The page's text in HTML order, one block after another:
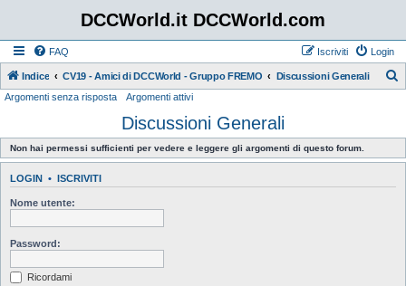
DCCWorld.it DCCWorld.com
FAQ Login
Iscriviti
Indice CV19 - Amici di DCCWorld - Gruppo FREMO Discussioni Generali
c
a
Argomenti senza risposta Argomenti attivi
Discussioni Generali
Non hai permessi sufficienti per vedere e leggere gli argomenti di questo forum.
LOGIN • ISCRIVITI
Nome utente:
Password:
Ricordami